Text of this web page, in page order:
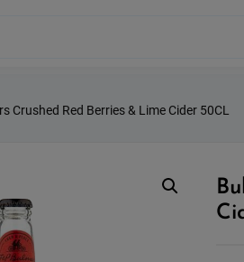
Crushed Red Berries & Lime Cider 50CL